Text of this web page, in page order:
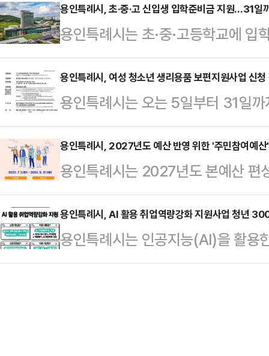
공간을 확보했다고 4일 밝혔다.또
역의 교통환경 개선을 위해 셔틀버
행자 측에 주차 수요에 대응하는 방
확보한 거점주차장은 원삼면 독성
일원에 총 10만 726㎡ 규모로 3
량을 수용할 수 …
용인특례시, 초·중·고 신입생 입학준비금 지원…31일
용인특례시는 초·중·고등학교에
금 10만 원을 지원한다고 3일 밝혔
구 등을 장만해야 하는 신입생 가
고 있다.대상은 이날 기준 용인에
다. 대상자는 약 3만 1000명이다.
호자가 오는 31일까지 '정부24'를
원금'으로 검색해 용인시를 선택해
다른 경우 학생…
용인특례시, 여성 청소년 생리용품 보편지원사업 신청
용인특례시는 오는 5일부터 31일
신청을 받는다고 3일 밝혔다.청소
24'의 '경기민원 신청'에서 5일 오
가족 또는 외국인, 국내 거소자는
하다.대상은 용인에 주민등록, 외
세까지(2008년 1월~ 2015년 12
당 월 1만 4000원, 연 최대 16만
로…
용인특례시, 2027년도 예산 반영 위한 '주민참여예
용인특례시는 2027년도 본예산 편
해 3일부터 오는 5월 31일까지 '주
을 운영한다고 밝혔다.주민참여예
산제 운영 조례'에 따라 예산 과정
시에 거주하거나 근무하는 시민이
용인특례시, AI 활용 취업역량강화 지원사업 청년
용인특례시는 인공지능(AI)을 활용
구직자를 모집한다고 2일 밝혔다.